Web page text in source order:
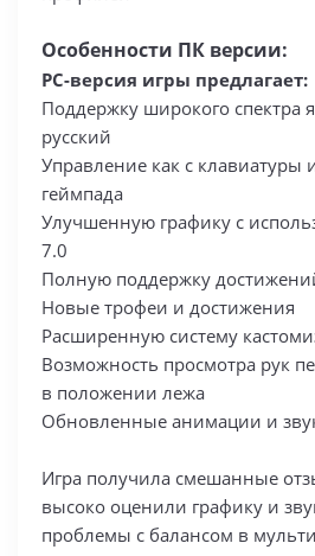
Особенности ПК версии:
PC-версия игры предлагает:
Поддержку широкого спектра
русский
Управление как с
геймпада
Улучшенную графику с
7.0
Полную поддержку
Новые трофеи и достижения
Расширенную систему
Возможность просмотра рук
в положении лежа
Обновленные анимации и
Игра получила смешанные
высоко оценили графику и
проблемы с балансом в